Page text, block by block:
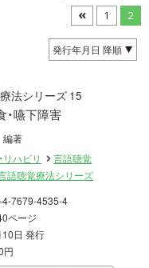
« 1 2
法シリーズ 15
・嚥下障害
著
リハビリ
言語聴覚
語聴覚療法シリーズ
4-7679-4535-4
ページ
日 発行
円